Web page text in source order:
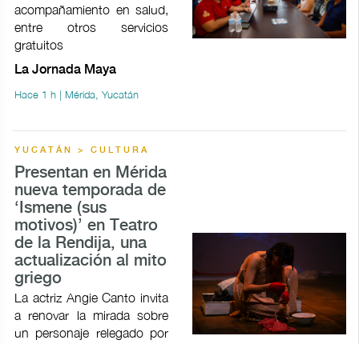
acompañamiento en salud,
entre otros servicios
gratuitos
La Jornada Maya
Hace 1 h | Mérida, Yucatán
YUCATÁN > CULTURA
Presentan en Mérida
nueva temporada de
‘Ismene (sus
motivos)’ en Teatro
de la Rendija, una
actualización al mito
griego
La actriz Angie Canto invita
a renovar la mirada sobre
un personaje relegado por